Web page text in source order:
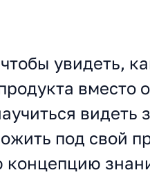
увидеть,
под свой
концепцию